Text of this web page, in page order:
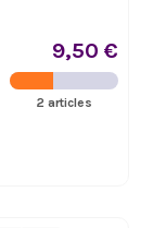
9,50 €
2 articles